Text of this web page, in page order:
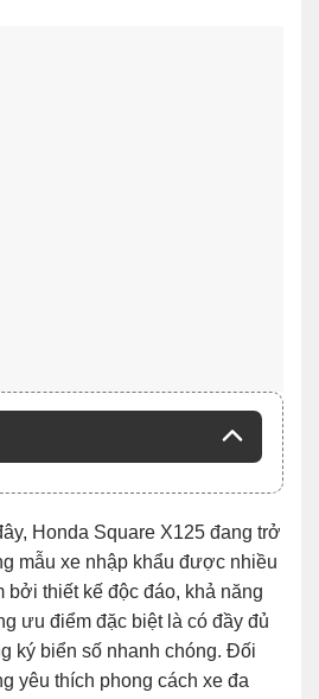
Honda Square X125 đang trở
mẫu xe nhập khẩu được nhiều
bởi thiết kế độc đáo, khả năng
ưu điểm đặc biệt là có đầy đủ
ký biển số nhanh chóng. Đối
yêu thích phong cách xe đa